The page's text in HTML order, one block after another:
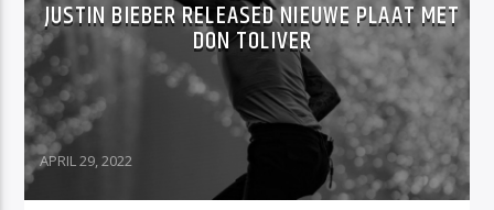
JUSTIN BIEBER RELEASED NIEUWE PLAAT MET
DON TOLIVER
APRIL 29, 2022